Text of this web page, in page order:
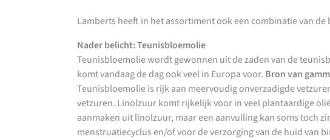
Lamberts heeft in het assortiment ook een combinatie van
Nader belicht:Teunisbloemolie
Teunisbloemolie wordt gewonnen uit de zaden van de
komt vandaag de dag ook veel in Europa voor. Bron van
Teunisbloemolie is rijk aan meervoudig onverzadigde
vetzuren. Linolzuur komt rijkelijk voor in veel plantaardige
aanmaken uit linolzuur, maar een aanvulling kan soms toch
menstruatiecyclus en/of voor de verzorging van de huid van